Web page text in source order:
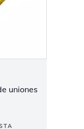
uniones